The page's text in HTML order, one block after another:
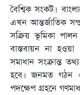
বৈশ্বিক সংকট।
এখন আন্তর্জাতিক
সক্রিয় ভূমিকা পালন
বাস্তবায়ন না
সমাধান সংক্রান্ত
হবে। জনমত গঠন
পদক্ষেপ গ্রহনে